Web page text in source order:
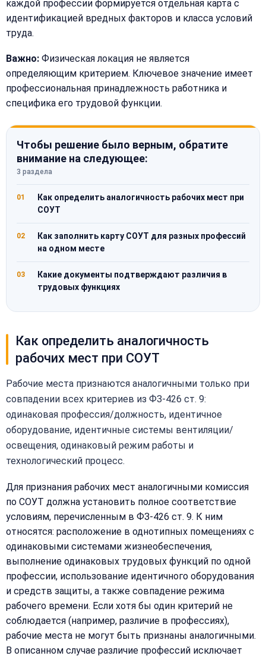
каждой профессии формируется отдельная карта с
идентификацией вредных факторов и класса условий
труда.
Важно: Физическая локация не является
определяющим критерием. Ключевое значение имеет
профессиональная принадлежность работника и
специфика его трудовой функции.
Чтобы решение было верным, обратите
внимание на следующее:
3 раздела
01
Как определить аналогичность рабочих мест при
СОУТ
02
Как заполнить карту СОУТ для разных профессий
на одном месте
03
Какие документы подтверждают различия в
трудовых функциях
Как определить аналогичность
рабочих мест при СОУТ
Рабочие места признаются аналогичными только при
совпадении всех критериев из ФЗ-426 ст. 9:
одинаковая профессия/должность, идентичное
оборудование, идентичные системы вентиляции/
освещения, одинаковый режим работы и
технологический процесс.
Для признания рабочих мест аналогичными комиссия
по СОУТ должна установить полное соответствие
условиям, перечисленным в ФЗ-426 ст. 9. К ним
относятся: расположение в однотипных помещениях с
одинаковыми системами жизнеобеспечения,
выполнение одинаковых трудовых функций по одной
профессии, использование идентичного оборудования
и средств защиты, а также совпадение режима
рабочего времени. Если хотя бы один критерий не
соблюдается (например, различие в профессиях),
рабочие места не могут быть признаны аналогичными.
В описанном случае различие профессий исключает